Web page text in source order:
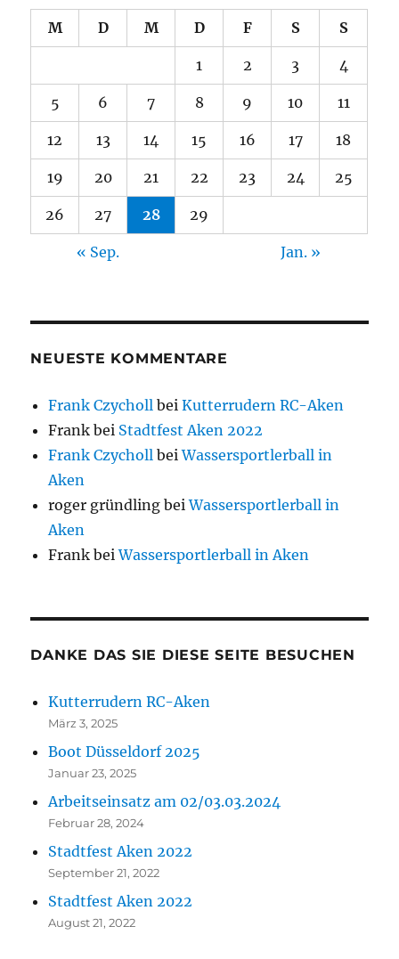
M D M D F S S
1 2 3 4
5 6 7 8 9 10 11
12 13 14 15 16 17 18
19 20 21 22 23 24 25
26 27 28 29
« Sep. Jan. »
NEUESTE KOMMENTARE
Frank Czycholl beiKutterrudern RC-Aken
Frank bei Stadtfest Aken 2022
Frank Czycholl beiWassersportlerball in
Aken
roger gründling beiWassersportlerball in
Aken
Frank beiWassersportlerball in Aken
DANKE DAS SIE DIESE SEITE BESUCHEN
Kutterrudern RC-Aken
März 3, 2025
Boot Düsseldorf 2025
Januar 23, 2025
Arbeitseinsatz am 02/03.03.2024
Februar 28, 2024
Stadtfest Aken 2022
September 21, 2022
Stadtfest Aken 2022
August 21, 2022